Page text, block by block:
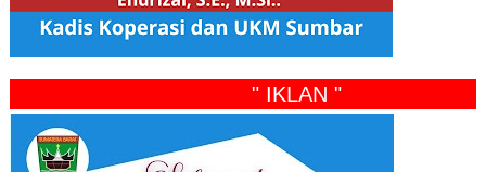
" IKLAN "